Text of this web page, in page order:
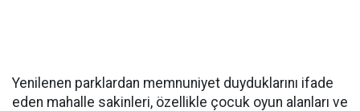
Yenilenen parklardan memnuniyet duyduklarını ifade
eden mahalle sakinleri, özellikle çocuk oyun alanları ve